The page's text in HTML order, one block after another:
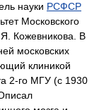
науки РСФСР
Московского
Кожевникова
В
московских
клиникой
2-го МГУ (с 1930